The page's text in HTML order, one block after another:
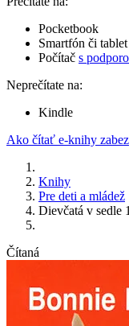
Pocketbook
Smartfón či tablet
Počítač s
Neprečítate na:
Kindle
Ako čítať e-knihy
Knihy
Pre deti a mládež
Dievčatá v sedle 1
Čítaná